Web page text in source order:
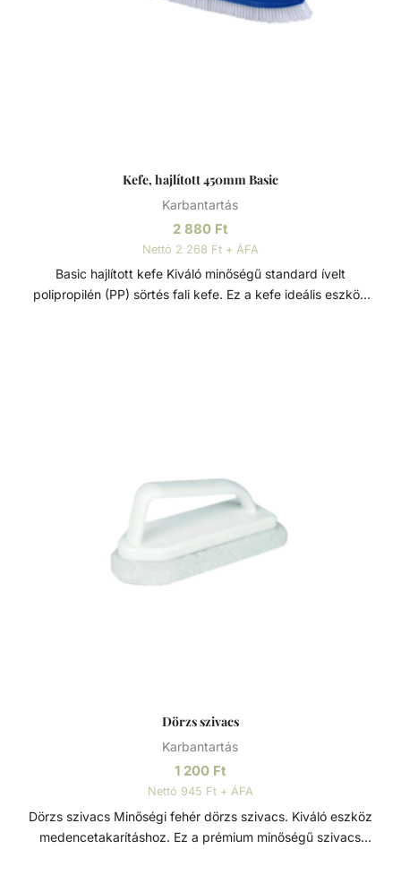
Kefe, hajlított 450mm Basic
Karbantartás
2 880 Ft
Nettó 2 268 Ft + ÁFA
Basic hajlított kefe Kiváló minőségű standard ívelt
polipropilén (PP) sörtés fali kefe. Ez a kefe ideális eszköz
Dörzs szivacs
Karbantartás
1 200 Ft
Nettó 945 Ft + ÁFA
Dörzs szivacs Minőségi fehér dörzs szivacs. Kiváló eszköz
medencetakarításhoz. Ez a prémium minőségű szivacs